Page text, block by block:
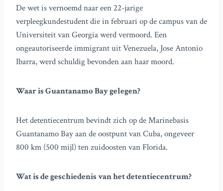
De wet is vernoemd naar een 22-jarige
verpleegkundestudent die in februari op de campus van de
Universiteit van Georgia werd vermoord. Een
ongeautoriseerde immigrant uit Venezuela, Jose Antonio
Ibarra, werd schuldig bevonden aan haar moord.
Waar is Guantanamo Bay gelegen?
Het detentiecentrum bevindt zich op de Marinebasis
Guantanamo Bay aan de oostpunt van Cuba, ongeveer
800 km (500 mijl) ten zuidoosten van Florida.
Wat is de geschiedenis van het detentiecentrum?